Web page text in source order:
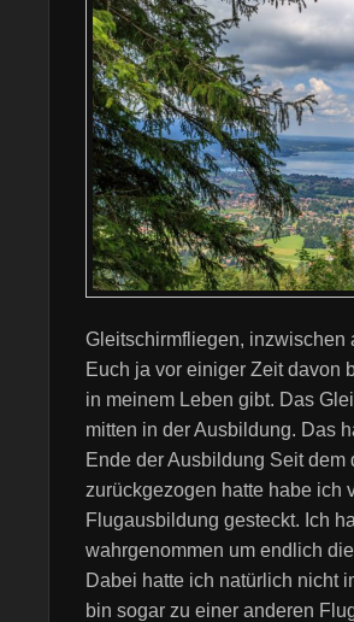
Gleitschirmfliegen,
Euch ja vor einiger Zeit davon
in meinem Leben gibt. Das
mitten in der Ausbildung. Das
Ende der Ausbildung Seit
zurückgezogen hatte habe ich
Flugausbildung gesteckt. Ich
wahrgenommen um endlich
Dabei hatte ich natürlich nicht
bin sogar zu einer anderen